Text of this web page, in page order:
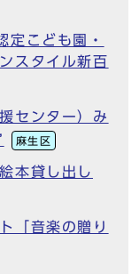
こども園・
スタイル新百
センター）み
麻生区
本貸し出し
「音楽の贈り